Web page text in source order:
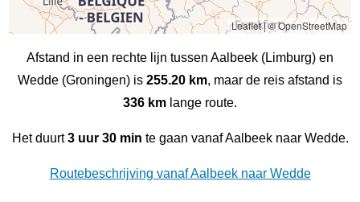
Leaflet|© OpenStreetMap
Afstand in een rechte lijn tussen Aalbeek (Limburg) en
Wedde (Groningen) is 255.20 km, maar de reis afstand is
336 km lange route.
Het duurt3 uur 30 min te gaan vanaf Aalbeek naar Wedde.
Routebeschrijving vanaf Aalbeek naar Wedde